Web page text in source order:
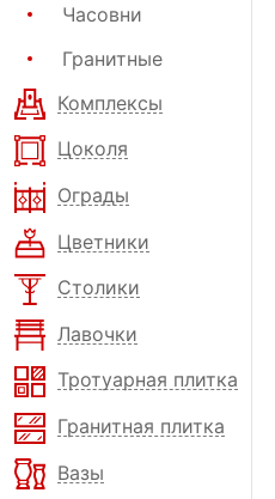
Часовни
Гранитные
Комплексы
Цоколя
Ограды
Цветники
Столики
Лавочки
Тротуарная плитка
Гранитная плитка
Вазы